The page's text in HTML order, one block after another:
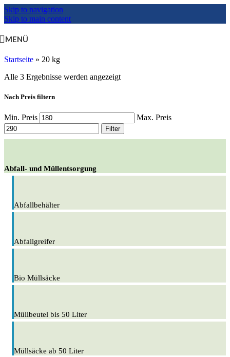
Skip to navigation
Skip to main content
MENÜ
Startseite » 20 kg
Alle 3 Ergebnisse werden angezeigt
Nach Preis filtern
Min. Preis Max. Preis
Filter
Abfall- und Müllentsorgung
Abfallbehälter
Abfallgreifer
Bio Müllsäcke
Müllbeutel bis 50 Liter
Müllsäcke ab 50 Liter